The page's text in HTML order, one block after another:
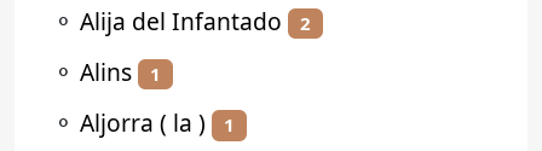
⚬ Alija del Infantado 2
⚬ Alins 1
⚬ Aljorra ( la ) 1